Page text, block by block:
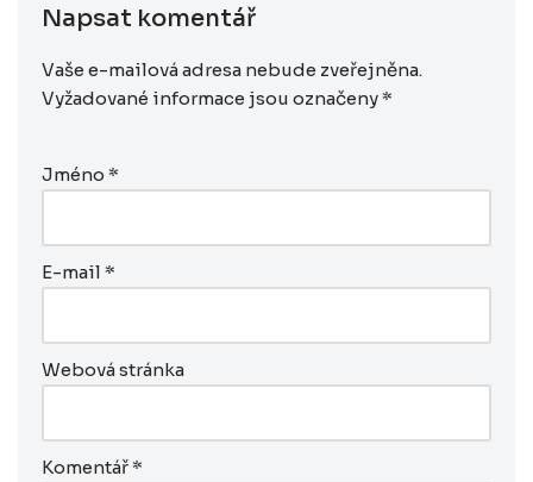
Napsat komentář
Vaše e-mailová adresa nebude zveřejněna.
Vyžadované informace jsou označeny *
Jméno *
E-mail *
Webová stránka
Komentář *